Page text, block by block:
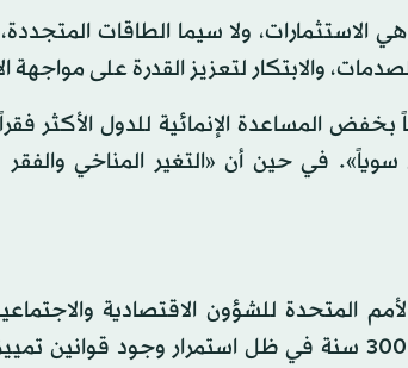
بصورة خاصة بتركيز الجهود على 3 محاور، هي الاستثمارات، ولا سيما
والابتكار لتعزيز القدرة على مواجهة
بخفض المساعدة الإنمائية للدول الأكثر
في حين أن «التغير المناخي والفقر
المتحدة للشؤون الاقتصادية
تحقيق المساواة بين النساء والرجال لا يزال يحتاج إلى نحو 300 سنة في ظل